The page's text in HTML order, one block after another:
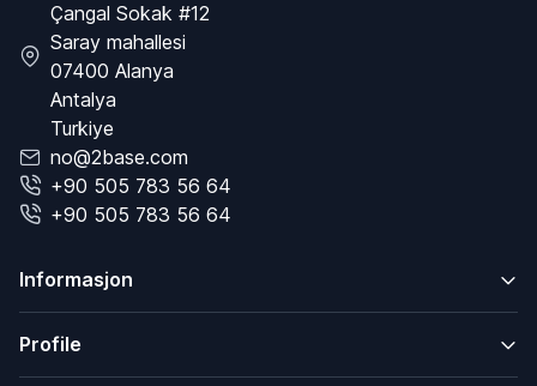
Çangal Sokak #12
Saray mahallesi
07400 Alanya
Antalya
Turkiye
no@2base.com
+90 505 783 56 64
+90 505 783 56 64
Informasjon
Profile